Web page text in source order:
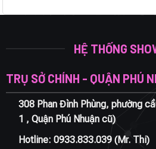
HỆ THỐNG
TRỤ SỞ CHÍNH - QUẬN PHÚ
308 Phan Đình Phùng, phường
1 , Quận Phú Nhuận cũ)
Hotline: 0933.833.039(Mr. Thi)